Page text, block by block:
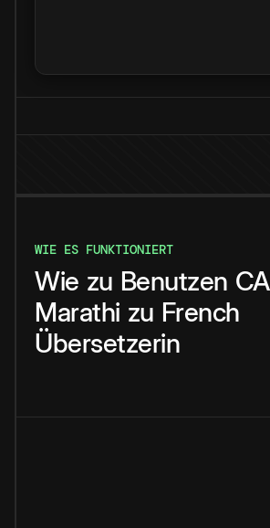
WIE ES FUNKTIONIERT
Wie zu Benutzen
Marathi zu French
Übersetzerin